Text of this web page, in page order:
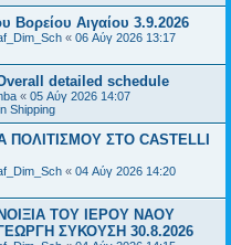
Αιγαίου 3.9.2026
« 06 Αύγ 2026 13:17
detailed schedule
« 05 Αύγ 2026 14:07
Shipping
ΣΤΟ CASTELLI
« 04 Αύγ 2026 14:20
ΤΟΥ ΙΕΡΟΥ ΝΑΟΥ
ΣΥΚΟΥΣΗ 30.8.2026